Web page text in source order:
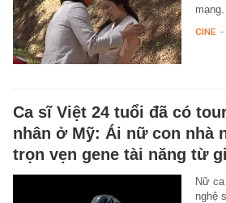
mạng.
CINE -
Ca sĩ Việt 24 tuổi đã có
nhân ở Mỹ: Ái nữ con nhà
trọn vẹn gene tài năng từ
Nữ
nghệ